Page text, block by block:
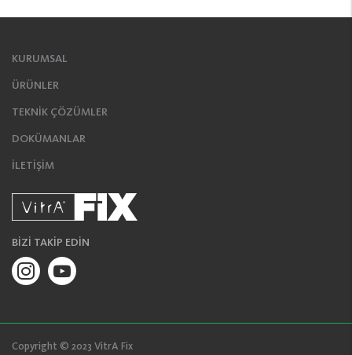
KURUMSAL
ÜRÜNLER
TEKNİK ÇÖZÜMLER
DOKÜMANLAR
İLETİŞİM
BİZİ TAKİP EDİN
Copyright © 2023 VitrA Fix